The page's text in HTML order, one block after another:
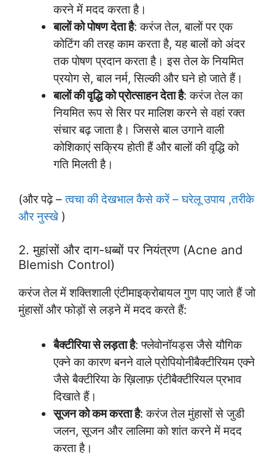
करने में मदद करता है।
बालों को पोषण देता है: करंज तेल, बालों पर एक
कोटिंग की तरह काम करता है, यह बालों को अंदर
तक पोषण प्रदान करता है। इस तेल के नियमित
प्रयोग से, बाल नर्म, सिल्की और घने हो जाते हैं।
बालों की वृद्धि को प्रोत्साहन देता है: करंज तेल का
नियमित रूप से सिर पर मालिश करने से वहां रक्त
संचार बढ़ जाता है। जिससे बाल उगाने वाली
कोशिकाएं सक्रिय होती हैं और बालों की वृद्धि को
गति मिलती है।
(और पढ़े –त्वचा की देखभाल कैसे करें – घरेलू उपाय ,तरीके
और नुस्खे )
2. मुहांसों और दाग-धब्बों पर नियंत्रण (Acne and
Blemish Control)
करंज तेल में शक्तिशाली एंटीमाइक्रोबायल गुण पाए जाते हैं जो
मुंहासों और फोड़ों से लड़ने में मदद करते हैं:
बैक्टीरिया से लड़ता है: फ्लेवोनॉयड्स जैसे यौगिक
एक्ने का कारण बनने वाले प्रोपियोनीबैक्टीरियम एक्ने
जैसे बैक्टीरिया के ख़िलाफ़ एंटीबैक्टीरियल प्रभाव
दिखाते हैं।
सूजन को कम करता है: करंज तेल मुंहासों से जुडी
जलन, सूजन और लालिमा को शांत करने में मदद
करता है।